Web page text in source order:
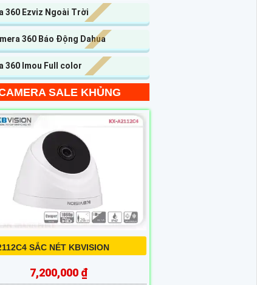
360 Ezviz Ngoài Trời
360 Báo Động Dahua
360 Imou Full color
SALE KHỦNG
SẮC NÉT KBVISION
7,200,000 ₫